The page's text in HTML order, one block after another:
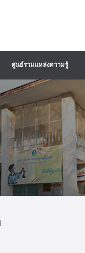
ศูนย์รวมแหล่งความรู้